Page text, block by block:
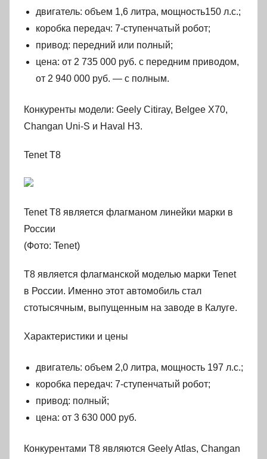
двигатель: объем 1,6 литра, мощность150 л.с.;
коробка передач: 7-ступенчатый робот;
привод: передний или полный;
цена: от 2 735 000 руб. с передним приводом,
от 2 940 000 руб. — с полным.
Конкуренты модели: Geely Citiray, Belgee X70,
Changan Uni-S и Haval H3.
Tenet T8
Tenet T8 является флагманом линейки марки в
России
(Фото: Tenet)
T8 является флагманской моделью марки Tenet
в России. Именно этот автомобиль стал
стотысячным, выпущенным на заводе в Калуге.
Характеристики и цены
двигатель: объем 2,0 литра, мощность 197 л.с.;
коробка передач: 7-ступенчатый робот;
привод: полный;
цена: от 3 630 000 руб.
Конкурентами T8 являются Geely Atlas, Changan